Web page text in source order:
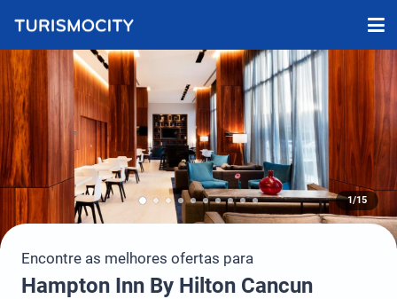
1/15
Encontre as melhores ofertas para
Hampton Inn By Hilton Cancun